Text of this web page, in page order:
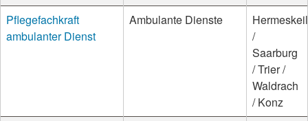
Pflegefachkraft
ambulanter Dienst
Ambulante Dienste
Hermeskeil
/
Saarburg
/ Trier /
Waldrach
/ Konz